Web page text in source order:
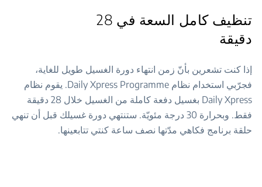
تنظيف كامل السعة في 28
دقيقة
إذا كنت تشعرين بأنّ زمن انتهاء دورة الغسيل طويل للغاية،
فجرّبي استخدام نظام Daily Xpress Programme. يقوم نظام
Daily Xpress بغسيل دفعة كاملة من الغسيل خلال 28 دقيقة
فقط. وبحرارة 30 درجة مئويّة. ستنتهي دورة غسيلك قبل أن تنهي
حلقة برنامج فكاهي مدّتها نصف ساعة كنتي تتابعينها.